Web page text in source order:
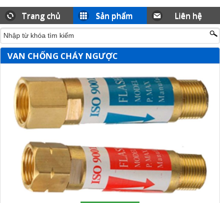
Trang chủ Sản phẩm Liên hệ
VAN CHỐNG CHÁY NGƯỢC